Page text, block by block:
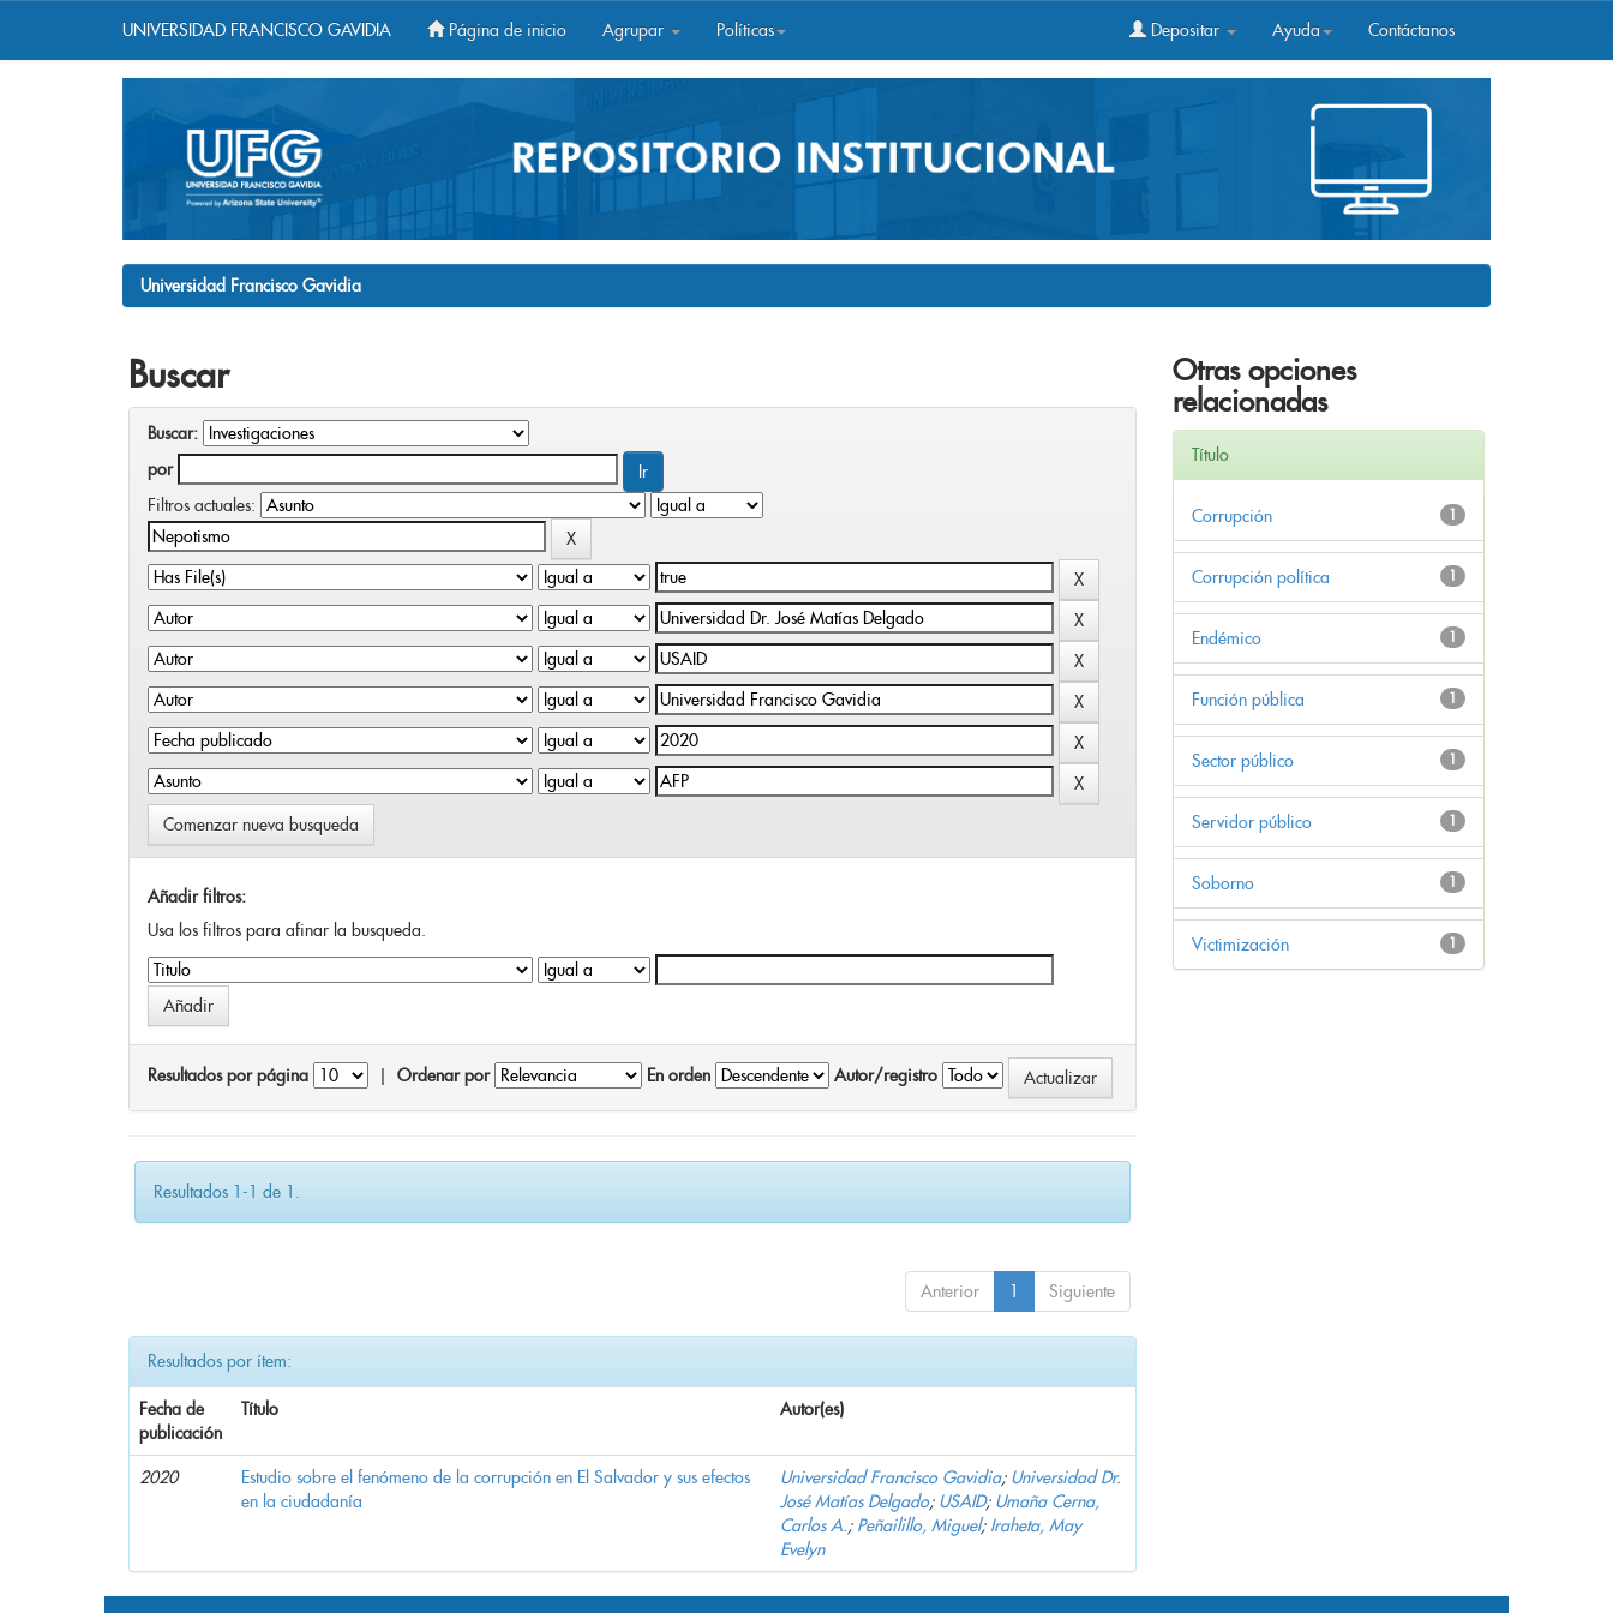
UNIVERSIDAD FRANCISCO GAVIDIA Página de inicio Agrupar Políticas Depositar Ayuda Contáctanos
Universidad Francisco Gavidia
Buscar
Buscar:
por
Filtros actuales:
Comenzar nueva busqueda
Añadir filtros:
Usa los filtros para afinar la busqueda.
Resultados por página Ordenar por En orden Autor/registro
Resultados 1-1 de 1.
Anterior 1 Siguiente
Resultados por ítem:
Fecha de
publicación
Título Autor(es)
2020
Estudio sobre el fenómeno de la corrupción en El Salvador y sus efectos
en la ciudadanía
Universidad Francisco Gavidia; Universidad Dr.
José Matías Delgado; USAID; Umaña Cerna,
Carlos A.; Peñailillo, Miguel; Iraheta, May
Evelyn
Otras opciones
relacionadas
Título
1
Corrupción
1
Corrupción política
1
Endémico
1
Función pública
1
Sector público
1
Servidor público
1
Soborno
1
Victimización